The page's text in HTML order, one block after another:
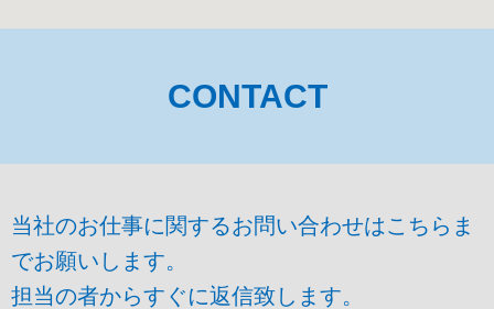
CONTACT
当社のお仕事に関するお問い合わせはこちらま
でお願いします。
担当の者からすぐに返信致します。